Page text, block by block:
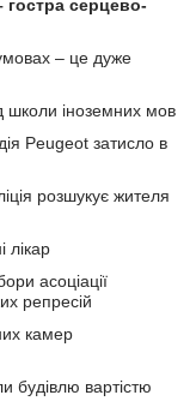
гостра серцево-
– це дуже
школи іноземних мов
Peugeot затисло в
розшукує жителя
лікар
асоціації
репресій
камер
будівлю вартістю